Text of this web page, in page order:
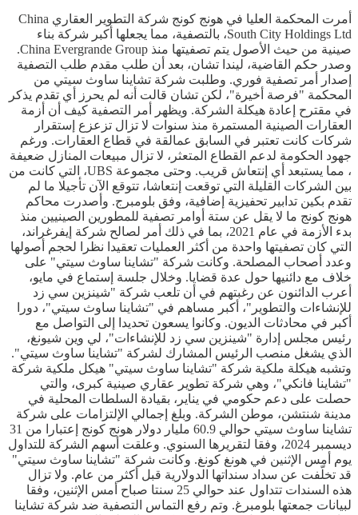
أمرت المحكمة العليا في هونج كونج شركة التطوير العقاري China
South City Holdings Ltd، بالتصفية، مما يجعلها أكبر شركة بناء
صينية من حيث الأصول يتم تصفيتها منذ China Evergrande Group.
وصدر حكم القاضية، ليندا تشان، بعد أن طلب مقدم طلب التصفية
إصدار أمر تصفية فوري. وطلبت شركة تشاينا ساوث سيتي من
المحكمة "فرصة أخيرة"، لكن تشان قالت أنه لم يحرز أي تقدم يذكر
في مقترح إعادة هيكلة الشركة. ويظهر أمر التصفية كيف أن أزمة
العقارات الصينية المستمرة منذ سنوات لا تزال تزعزع إستقرار
شركات كانت تعتبر في السابق عمالقة في قطاع العقارات. ورغم
جهود الحكومة لدعم القطاع المتعثر، لا تزال مبيعات المنازل ضعيفة
، مما يستبعد أي إنتعاش قريب. وحتى مجموعة UBS، التي كانت من
بين الشركات القليلة التي توقعت إنتعاشا، تتوقع الآن تأجيلا ما لم
تقدم بكين تدابير تحفيزية إضافية، وفق بلومبرج. وأصدرت محاكم
هونج كونج ما لا يقل عن ستة أوامر تصفية للمطورين الصينيين منذ
بدء الأزمة في عام 2021، بما في ذلك أمر لصالح شركة إيفرغراند،
التي كان تصفيتها واحدة من أكثر العمليات تعقيدا نظرا لحجم أصولها
وعدد أصحاب المصلحة. وكانت شركة "تشاينا ساوث سيتي" على
خلاف مع دائنيها حول عدة قضايا. وخلال جلسة إستماع في مايو،
أعرب الدائنون عن رغبتهم في أن تلعب شركة "شينزين سي زد
للإنشاءات والتطوير"، أكبر مساهم في "تشاينا ساوث سيتي"، دورا
أكبر في محادثات الديون. وكانوا يسعون تحديدا إلى التواصل مع
رئيس مجلس إدارة "شينزين سي زد للإنشاءات"، لي وين شيونغ،
الذي يشغل منصب الرئيس المشارك لشركة "تشاينا ساوث سيتي".
وتشبه هيكلة ملكية شركة "تشاينا ساوث سيتي" هيكل ملكية شركة
"تشاينا فانكي"، وهي شركة تطوير عقاري صينية كبرى، والتي
حصلت على دعم حكومي في يناير، بقيادة السلطات المحلية في
مدينة شنتشن، موطن الشركة. وبلغ إجمالي الإلتزامات على شركة
تشاينا ساوث سيتي حوالي 60.9 مليار دولار هونج كونج إعتبارا من 31
ديسمبر 2024، وفقا لتقريرها السنوي. وعلقت أسهم الشركة للتداول
يوم أمس الإثنين في هونغ كونغ. وكانت شركة "تشاينا ساوث سيتي"
قد تخلّفت عن سداد سنداتها الدولارية قبل أكثر من عام. ولا تزال
هذه السندات تتداول عند حوالي 25 سنتا صباح أمس الإثنين، وفقا
لبيانات جمعتها بلومبرغ. وتم رفع التماس التصفية ضد شركة تشاينا